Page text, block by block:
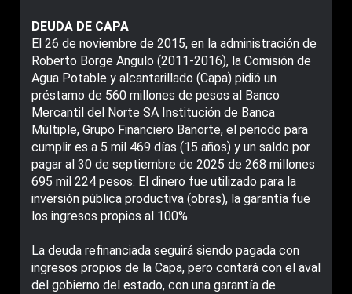
DEUDA DE CAPA
El 26 de noviembre de 2015, en la administración de
Roberto Borge Angulo (2011-2016), la Comisión de
Agua Potable y alcantarillado (Capa) pidió un
préstamo de 560 millones de pesos al Banco
Mercantil del Norte SA Institución de Banca
Múltiple, Grupo Financiero Banorte, el periodo para
cumplir es a 5 mil 469 días (15 años) y un saldo por
pagar al 30 de septiembre de 2025 de 268 millones
695 mil 224 pesos. El dinero fue utilizado para la
inversión pública productiva (obras), la garantía fue
los ingresos propios al 100%.
La deuda refinanciada seguirá siendo pagada con
ingresos propios de la Capa, pero contará con el aval
del gobierno del estado, con una garantía de